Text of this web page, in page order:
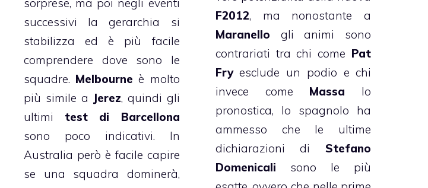
sorprese, ma poi negli eventi
successivi la gerarchia si
stabilizza ed è più facile
comprendere dove sono le
squadre. Melbourne è molto
più simile a Jerez, quindi gli
ultimi test di Barcellona
sono poco indicativi. In
Australia però è facile capire
se una squadra dominerà,
F2012, ma nonostante a
Maranello gli animi sono
contrariati tra chi come Pat
Fryesclude un podio e chi
invece come Massa lo
pronostica, lo spagnolo ha
ammesso che le ultime
dichiarazioni diStefano
Domenicali sono le più